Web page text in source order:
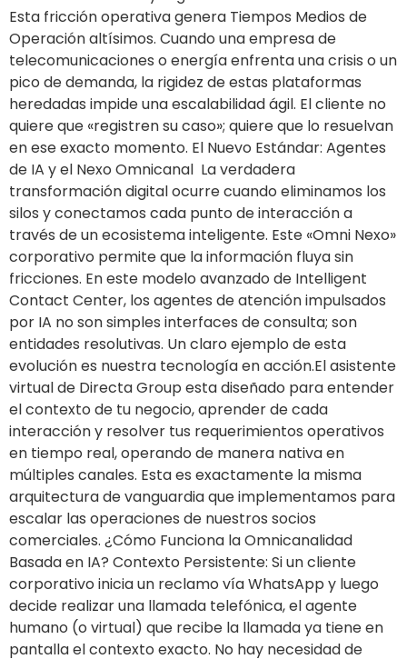
Esta fricción operativa genera Tiempos Medios de
Operación altísimos. Cuando una empresa de
telecomunicaciones o energía enfrenta una crisis o un
pico de demanda, la rigidez de estas plataformas
heredadas impide una escalabilidad ágil. El cliente no
quiere que «registren su caso»; quiere que lo resuelvan
en ese exacto momento. El Nuevo Estándar: Agentes
de IA y el Nexo Omnicanal La verdadera
transformación digital ocurre cuando eliminamos los
silos y conectamos cada punto de interacción a
través de un ecosistema inteligente. Este «Omni Nexo»
corporativo permite que la información fluya sin
fricciones. En este modelo avanzado de Intelligent
Contact Center, los agentes de atención impulsados
por IA no son simples interfaces de consulta; son
entidades resolutivas. Un claro ejemplo de esta
evolución es nuestra tecnología en acción.El asistente
virtual de Directa Group esta diseñado para entender
el contexto de tu negocio, aprender de cada
interacción y resolver tus requerimientos operativos
en tiempo real, operando de manera nativa en
múltiples canales. Esta es exactamente la misma
arquitectura de vanguardia que implementamos para
escalar las operaciones de nuestros socios
comerciales. ¿Cómo Funciona la Omnicanalidad
Basada en IA? Contexto Persistente: Si un cliente
corporativo inicia un reclamo vía WhatsApp y luego
decide realizar una llamada telefónica, el agente
humano (o virtual) que recibe la llamada ya tiene en
pantalla el contexto exacto. No hay necesidad de